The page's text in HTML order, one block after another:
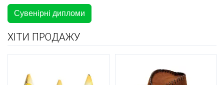
Сувенірні дипломи
ХІТИ ПРОДАЖУ